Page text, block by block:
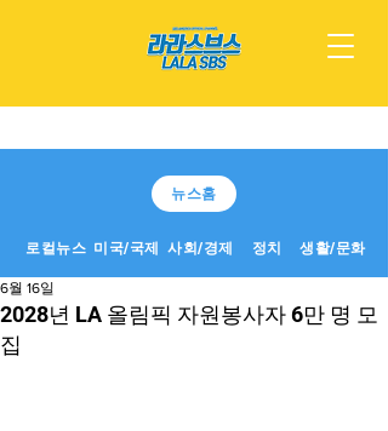
뉴스홈
로컬뉴스 미국/국제 사회/경제 정치 생활/문화
2028년 LA 올림픽 자원봉사자 6만 명 모
집
6월 16일